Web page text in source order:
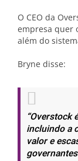
O CEO da
empresa quer
além do
Bryne disse:
“Overstock
incluindo a
valor e